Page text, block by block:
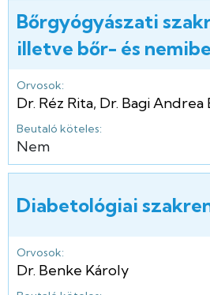
Bőrgyógyászati
illetve bőr- és
Orvosok:
Dr. Réz Rita, Dr. Bagi Andrea
Beutaló köteles:
Nem
Diabetológiai
Orvosok:
Dr. Benke Károly